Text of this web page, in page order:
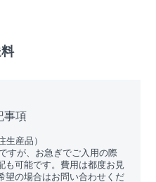
事項
生産品）
すが、お急ぎでご入用の際
も可能です。費用は都度お見
望の場合はお問い合わせくだ